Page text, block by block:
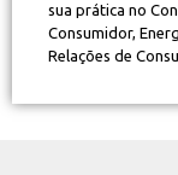
sua prática no
Consumidor,
Relações de